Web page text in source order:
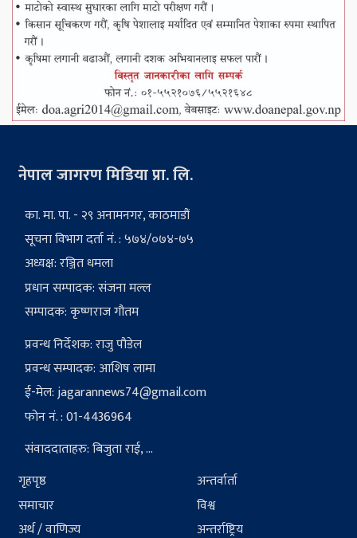
नेपाल जागरण मिडिया प्रा. लि.
का. मा. पा. - २९ अनामनगर, काठमाडौं
सूचना विभाग दर्ता नं. : ५७४/०७४-७५
अध्यक्ष: रञ्जित धमला
प्रधान सम्पादक: संजना मल्ल
सम्पादक: कृष्णराज गौतम
प्रवन्ध निर्देशक: राजु पौडेल
प्रवन्ध सम्पादक: आशिष लामा
ई-मेल:jagarannews74@gmail.com
फोन नं. : 01-4436964
संवाददाताहरु: बिजुता राई, ...
गृहपृष्ठ
समाचार
अर्थ / वाणिज्य
अन्तर्वार्ता
विश्व
अन्तर्राष्ट्रिय